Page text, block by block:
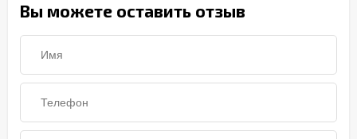
Вы можете оставить отзыв